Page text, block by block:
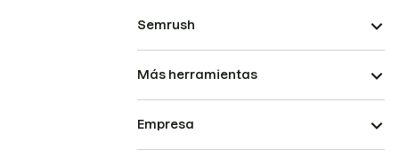
Semrush
Más herramientas
Empresa